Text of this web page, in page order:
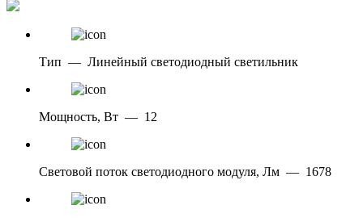
Тип — Линейный светодиодный светильник
Мощность, Вт — 12
Световой поток светодиодного модуля, Лм — 1678